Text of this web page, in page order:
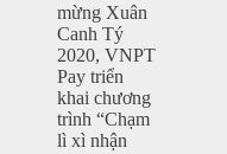
mừng Xuân
Canh Tý
2020, VNPT
Pay triển
khai chương
trình “Chạm
lì xì nhận